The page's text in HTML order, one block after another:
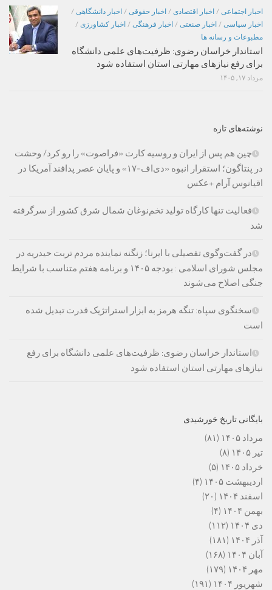
اخبار اجتماعی / اخبار اقتصادی / اخبار حقوقی / اخبار دانشگاهی /
اخبار سیاسی / اخبار صنعتی / اخبار فرهنگی / اخبار کشاورزی /
مطبوعات و رسانه ها
استاندار خراسان رضوی: ظرفیت‌های علمی دانشگاه
برای رفع نیازهای مهارتی استان استفاده شود
مرداد ۱۷, ۱۴۰۵
نوشته‌های تازه
چین هم پس از ایران و روسیه کارت «فراصوت» را رو کرد/ وحشت
در پنتاگون؛ استقرار انبوه «دی‌اف‑۱۷» و پایان عصر پدافند آمریکا در
اقیانوس آرام +عکس
فعالیت تنها کارگاه تولید تخم‌نوغان شمال شرق کشور از سرگرفته
شد
در گفت‌وگوی تفصیلی با ایرنا؛ زنگنه نماینده مردم تربت حیدریه در
مجلس شورای اسلامی : بودجه ۱۴۰۵ و برنامه هفتم متناسب با شرایط
جنگی اصلاح می‌شوند
سخنگوی سپاه: تنگه هرمز به ابزار استراتژیک قدرت تبدیل شده
است
استاندار خراسان رضوی: ظرفیت‌های علمی دانشگاه برای رفع
نیازهای مهارتی استان استفاده شود
بایگانی تاریخ خورشیدی
مرداد ۱۴۰۵
(۸۱)
تیر ۱۴۰۵
(۸)
خرداد ۱۴۰۵
(۵)
اردیبهشت ۱۴۰۵
(۴)
اسفند ۱۴۰۴
(۲۰)
بهمن ۱۴۰۴
(۴)
دی ۱۴۰۴
(۱۱۲)
آذر ۱۴۰۴
(۱۸۱)
آبان ۱۴۰۴
(۱۶۸)
مهر ۱۴۰۴
(۱۷۹)
شهریور ۱۴۰۴
(۱۹۱)